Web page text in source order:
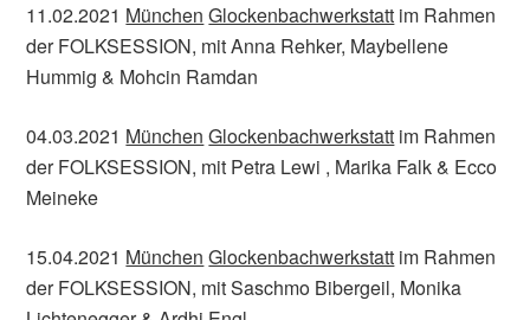
11.02.2021 München Glockenbachwerkstatt im Rahmen
der FOLKSESSION, mit Anna Rehker, Maybellene
Hummig & Mohcin Ramdan
04.03.2021 München Glockenbachwerkstatt im Rahmen
der FOLKSESSION, mit Petra Lewi , Marika Falk & Ecco
Meineke
15.04.2021 München Glockenbachwerkstatt im Rahmen
der FOLKSESSION, mit Saschmo Bibergeil, Monika